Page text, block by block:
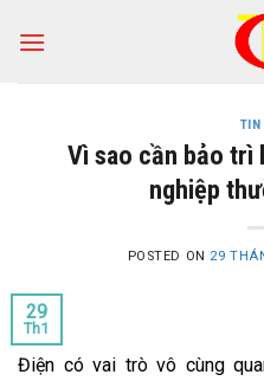
TIN
Vì sao cần bảo trì
nghiệp
POSTED ON 29
29
Th1
Điện có vai trò vô cùng